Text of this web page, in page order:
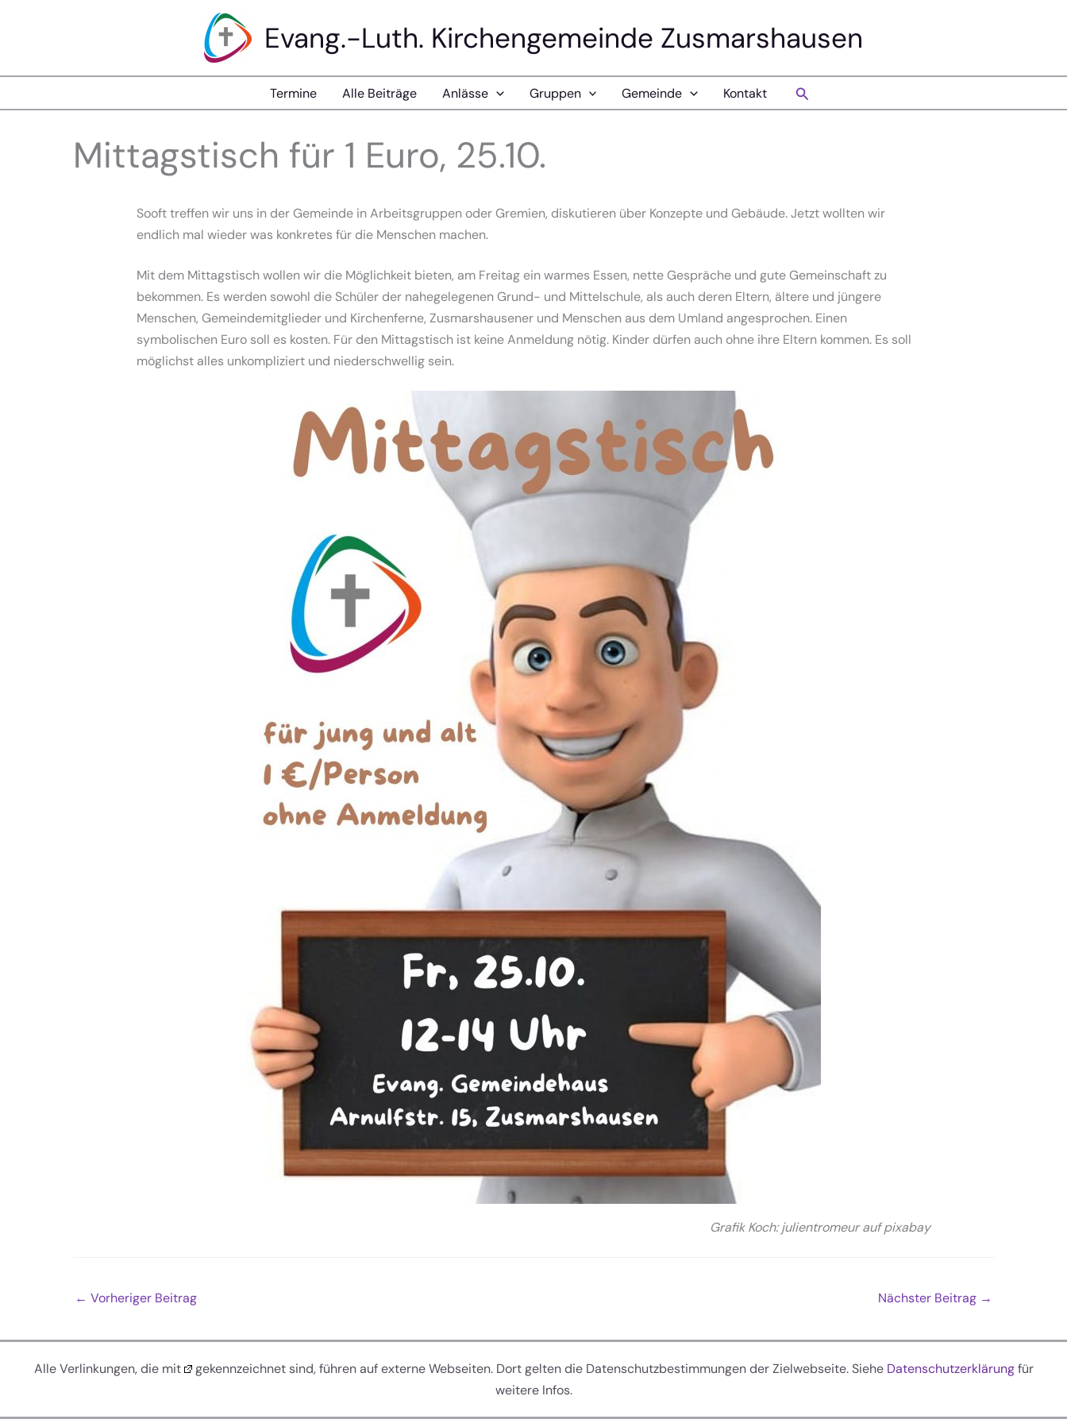
Evang.-Luth. Kirchengemeinde Zusmarshausen
Termine Alle Beiträge Anlässe Gruppen Gemeinde Kontakt Suchen
Mittagstisch für 1 Euro, 25.10.
Sooft treffen wir uns in der Gemeinde in Arbeitsgruppen oder Gremien, diskutieren über Konzepte und Gebäude. Jetzt wollten wir
endlich mal wieder was konkretes für die Menschen machen.
Mit dem Mittagstisch wollen wir die Möglichkeit bieten, am Freitag ein warmes Essen, nette Gespräche und gute Gemeinschaft zu
bekommen. Es werden sowohl die Schüler der nahegelegenen Grund- und Mittelschule, als auch deren Eltern, ältere und jüngere
Menschen, Gemeindemitglieder und Kirchenferne, Zusmarshausener und Menschen aus dem Umland angesprochen. Einen
symbolischen Euro soll es kosten. Für den Mittagstisch ist keine Anmeldung nötig. Kinder dürfen auch ohne ihre Eltern kommen. Es soll
möglichst alles unkompliziert und niederschwellig sein.
Grafik Koch: julientromeur auf pixabay
← Vorheriger Beitrag Nächster Beitrag →
Alle Verlinkungen, die mit gekennzeichnet sind, führen auf externe Webseiten. Dort gelten die Datenschutzbestimmungen der Zielwebseite. Siehe Datenschutzerklärungfür
weitere Infos.